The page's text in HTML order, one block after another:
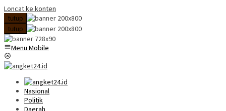
Loncat ke konten
tutup
tutup
Menu Mobile
Nasional
Politik
Daerah